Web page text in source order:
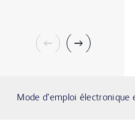
Mode d’emploi électronique